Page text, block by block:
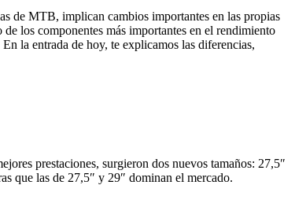
de MTB, implican cambios importantes en las propias
los componentes más importantes en el rendimiento
la entrada de hoy, te explicamos las diferencias,
prestaciones, surgieron dos nuevos tamaños: 27,5″
que las de 27,5″ y 29″ dominan el mercado.